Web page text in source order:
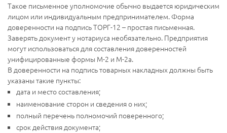
Такое письменное уполномочие обычно выдается юридическим
лицом или индивидуальным предпринимателем. Форма
доверенности на подпись ТОРГ-12 – простая письменная.
Заверять документ у нотариуса необязательно. Предприятия
могут использоваться для составления доверенностей
унифицированные формы М-2 и М-2а.
В доверенности на подпись товарных накладных должны быть
указаны такие пункты:
дата и место составления;
наименование сторон и сведения о них;
полный перечень полномочий поверенного;
срок действия документа;